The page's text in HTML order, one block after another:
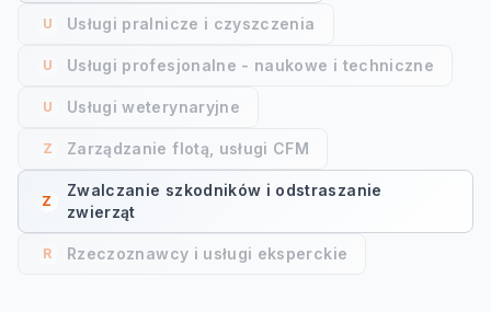
U Usługi pralnicze i czyszczenia
U Usługi profesjonalne - naukowe i techniczne
U Usługi weterynaryjne
Z Zarządzanie flotą, usługi CFM
Z
Zwalczanie szkodników i odstraszanie
zwierząt
R Rzeczoznawcy i usługi eksperckie